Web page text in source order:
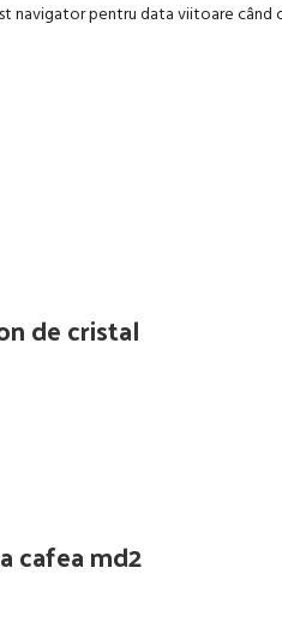
navigator pentru data viitoare când
de cristal
cafea md2